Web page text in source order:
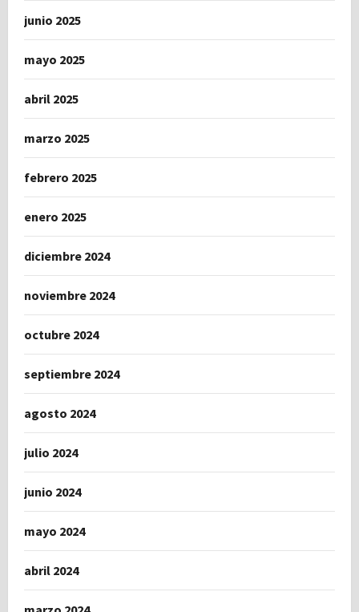
junio 2025
mayo 2025
abril 2025
marzo 2025
febrero 2025
enero 2025
diciembre 2024
noviembre 2024
octubre 2024
septiembre 2024
agosto 2024
julio 2024
junio 2024
mayo 2024
abril 2024